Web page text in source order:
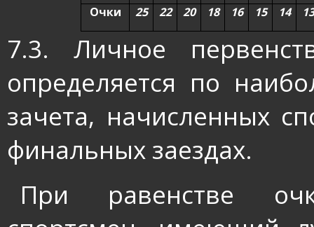
Очки
25 22 20 18 16 15 14 13
7.3. Личное
определяется по
зачета, начисленных
финальных заездах.
При равенстве